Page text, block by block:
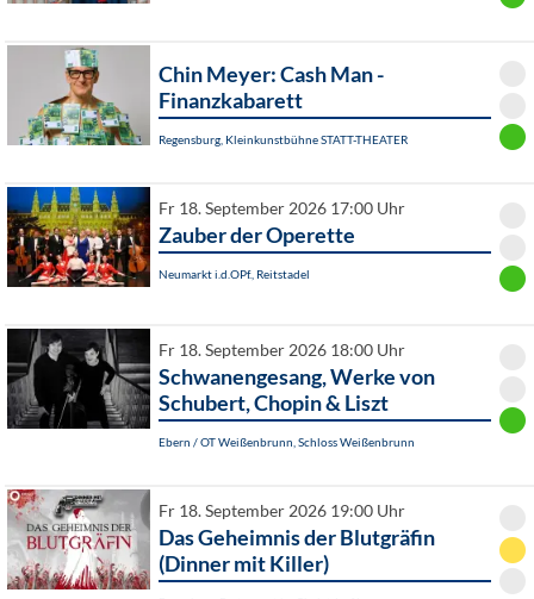
Chin Meyer: Cash Man -
Finanzkabarett
Regensburg, Kleinkunstbühne STATT-THEATER
Fr 18. September 2026 17:00 Uhr
Zauber der Operette
Neumarkt i.d.OPf., Reitstadel
Fr 18. September 2026 18:00 Uhr
Schwanengesang, Werke von
Schubert, Chopin & Liszt
Ebern / OT Weißenbrunn, Schloss Weißenbrunn
Fr 18. September 2026 19:00 Uhr
Das Geheimnis der Blutgräfin
(Dinner mit Killer)